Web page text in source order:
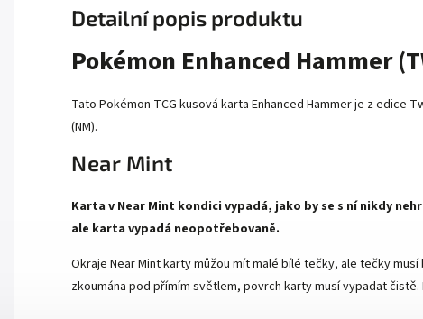
Detailní popis produktu
Pokémon Enhanced Hammer
Tato Pokémon TCG kusová karta Enhanced Hammer je z edice
(NM).
Near Mint
Karta v Near Mint kondici vypadá, jako by se s ní nikdy
ale karta vypadá neopotřebovaně.
Okraje Near Mint karty můžou mít malé bílé tečky, ale tečky
zkoumána pod přímím světlem, povrch karty musí vypadat